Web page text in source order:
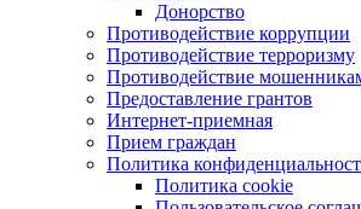
Донорство
Противодействие коррупции
Противодействие терроризму
Противодействие
Предоставление грантов
Интернет-приемная
Прием граждан
Политика
Политика cookie